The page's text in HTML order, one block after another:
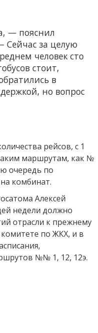
— пояснил
Сейчас за целую
человек сто
стоит,
в
но вопрос
рейсов, с 1
маршрутам, как №
очередь по
комбинат.
Алексей
недели должно
отрасли к прежнему
по ЖКХ, и в
№№ 1, 12, 12э.